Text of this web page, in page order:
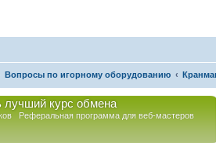
Вопросы по игорному оборудованию
лучший курс обмена
Реферальная программа для веб-мастеров